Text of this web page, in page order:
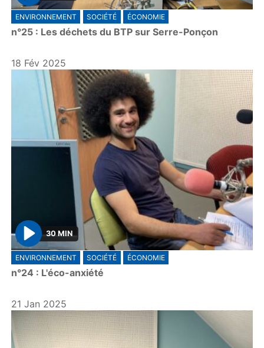
P
l
a
ENVIRONNEMENT SOCIÉTÉ ÉCONOMIE
n°25 : Les déchets du BTP sur Serre-Ponçon
18 Fév 2025
P
l
a
30 MIN
ENVIRONNEMENT SOCIÉTÉ ÉCONOMIE
n°24 : L'éco-anxiété
21 Jan 2025